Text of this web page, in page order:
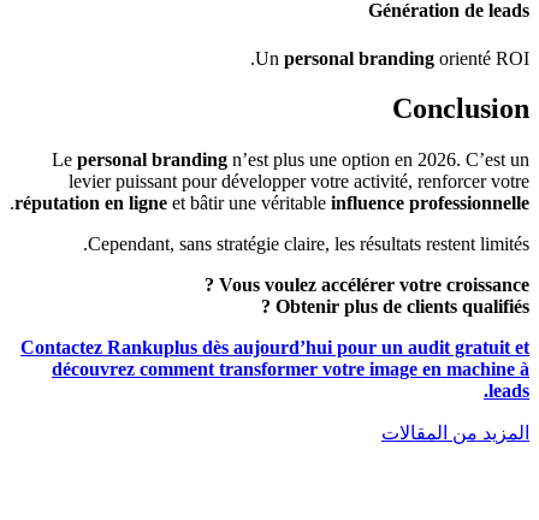
Génération de leads
Un personal branding orienté ROI.
Conclusion
Le personal branding n’est plus une option en 2026. C’est un
levier puissant pour développer votre activité, renforcer votre
réputation en ligne et bâtir une véritable influence professionnelle
.
Cependant, sans stratégie claire, les résultats restent limités.
Vous voulez accélérer votre croissance ?
Obtenir plus de clients qualifiés ?
Contactez Rankuplus dès aujourd’hui pour un audit gratuit et
découvrez comment transformer votre image en machine à
leads.
المزيد من المقالات